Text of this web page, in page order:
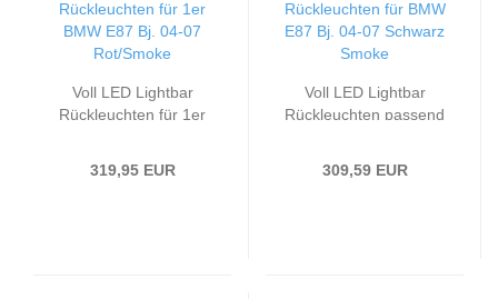
Voll LED Lightbar
Rückleuchten für 1er
319,95 EUR
Voll LED Lightbar
Rückleuchten passend
309,59 EUR